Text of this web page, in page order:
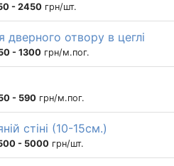
- 2450 грн/шт.
отвору в цеглі
- 1300 грн/м.пог.
- 590 грн/м.пог.
стіні (10-15см.)
- 5000 грн/шт.